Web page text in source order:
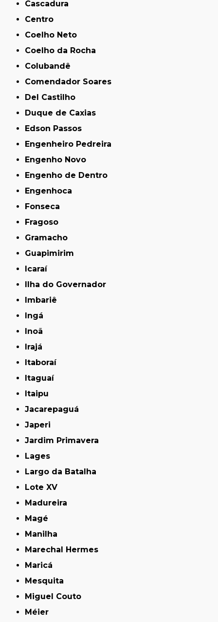
Cascadura
Centro
Coelho Neto
Coelho da Rocha
Colubandê
Comendador Soares
Del Castilho
Duque de Caxias
Edson Passos
Engenheiro Pedreira
Engenho Novo
Engenho de Dentro
Engenhoca
Fonseca
Fragoso
Gramacho
Guapimirim
Icaraí
Ilha do Governador
Imbariê
Ingá
Inoã
Irajá
Itaboraí
Itaguaí
Itaipu
Jacarepaguá
Japeri
Jardim Primavera
Lages
Largo da Batalha
Lote XV
Madureira
Magé
Manilha
Marechal Hermes
Maricá
Mesquita
Miguel Couto
Méier